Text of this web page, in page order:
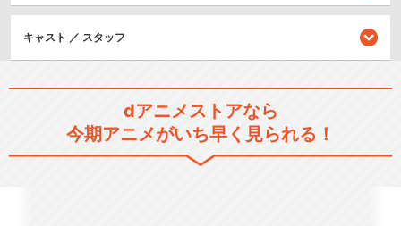
キャスト ／ スタッフ
dアニメストアなら
今期アニメがいち早く見られる！